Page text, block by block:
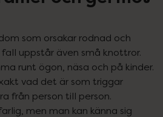
som orsakar rodnad och
uppstår även små knottror.
runt ögon, näsa och på kinder.
vad det är som triggar
från person till person.
men man kan känna sig